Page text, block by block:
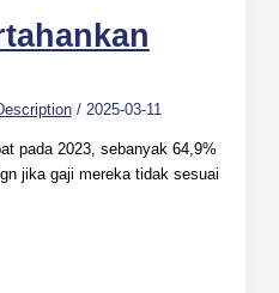
/ 2025-03-11
pada 2023, sebanyak 64,9%
jika gaji mereka tidak sesuai